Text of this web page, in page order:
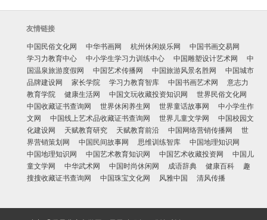
友情链接
中国民俗文化网
中华书画网 杭州休闲娱乐网
中国书画交易网
学习力教育中心
中小学生学习力训练中心 中国雕塑设计艺术网
中
国温泉旅游度假网
中国艺术传播网 中国旅游风景名胜网
中国城市
品牌建设网
家长学院 学习力教育智库 中国书画艺术网
意志力
教育学院
健康生活网 中国文玩收藏投资知识网
世界民俗文化网
中国收藏证书查询网
世界休闲养生网 世界童话故事网
中小学生作
文网
中国线上艺术品收藏证书查询网 世界儿童文学网
中国校园文
化建设网
天赋教育研究 天赋教育前沿 中国网络营销传播网
世
界营销策划网
中国民间故事网 思维训练智库
中国地理知识网
中国地理知识网
中国艺术教育知识网 中国艺术收藏投资网
中国儿
童文学网
中华武术网 中国时尚休闲网 成语辞典 健康百科
趣
搜搜收藏证书查询网
中国珠宝文化网 风雅中国 清风传播